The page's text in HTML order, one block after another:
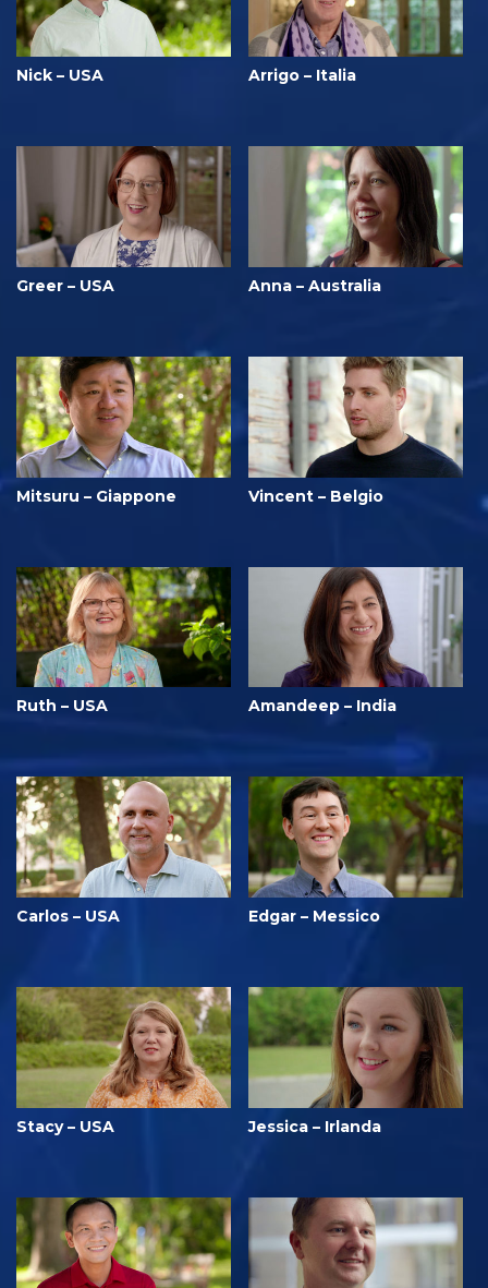
Nick – USA Arrigo – Italia
Greer – USA Anna – Australia
Mitsuru – Giappone Vincent – Belgio
Ruth – USA Amandeep – India
Carlos – USA Edgar – Messico
Stacy – USA Jessica – Irlanda